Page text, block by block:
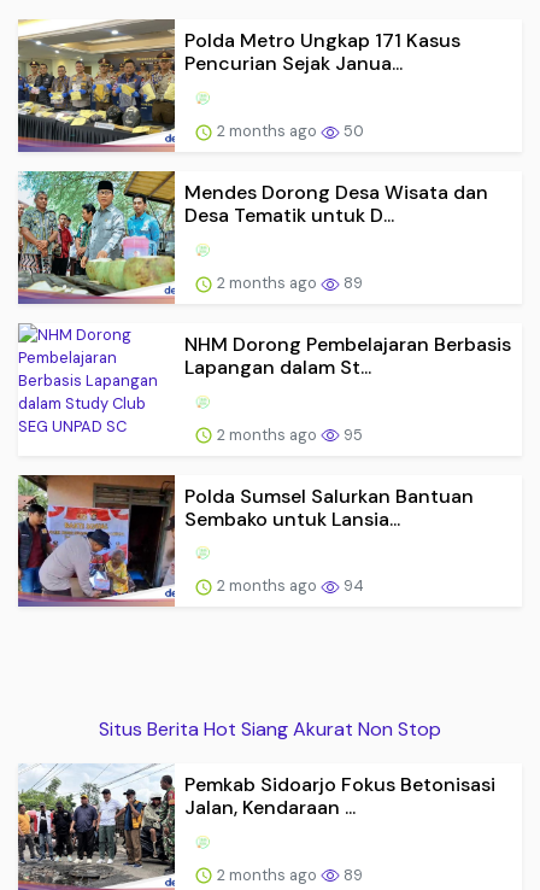
Polda Metro Ungkap 171 Kasus
Pencurian Sejak Janua...
2 months ago 50
Mendes Dorong Desa Wisata dan
Desa Tematik untuk D...
2 months ago 89
NHM Dorong Pembelajaran Berbasis
Lapangan dalam St...
2 months ago 95
Polda Sumsel Salurkan Bantuan
Sembako untuk Lansia...
2 months ago 94
Situs Berita Hot Siang Akurat Non Stop
Pemkab Sidoarjo Fokus Betonisasi
Jalan, Kendaraan ...
2 months ago 89